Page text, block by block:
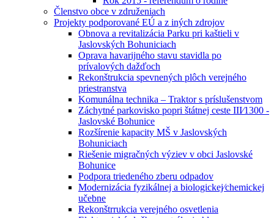
Členstvo obce v združeniach
Projekty podporované EÚ a z iných zdrojov
Obnova a revitalizácia Parku pri kaštieli v
Jaslovských Bohuniciach
Oprava havarijného stavu stavidla po
prívalových dažďoch
Rekonštrukcia spevnených plôch verejného
priestranstva
Komunálna technika – Traktor s príslušenstvom
Záchytné parkovisko popri štátnej ceste III⁄1300 -
Jaslovské Bohunice
Rozšírenie kapacity MŠ v Jaslovských
Bohuniciach
Riešenie migračných výziev v obci Jaslovské
Bohunice
Podpora triedeného zberu odpadov
Modernizácia fyzikálnej a biologickej⁄chemickej
učebne
Rekonštrrukcia verejného osvetlenia